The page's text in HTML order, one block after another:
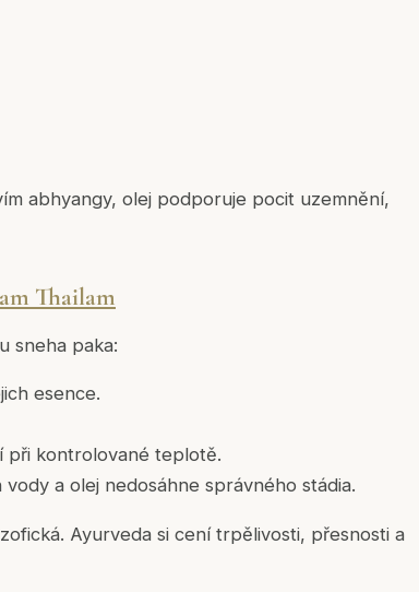
abhyangy, olej podporuje pocit uzemnění,
Thailam
sneha paka:
esence.
při kontrolované teplotě.
a olej nedosáhne správného stádia.
Ayurveda si cení trpělivosti, přesnosti a